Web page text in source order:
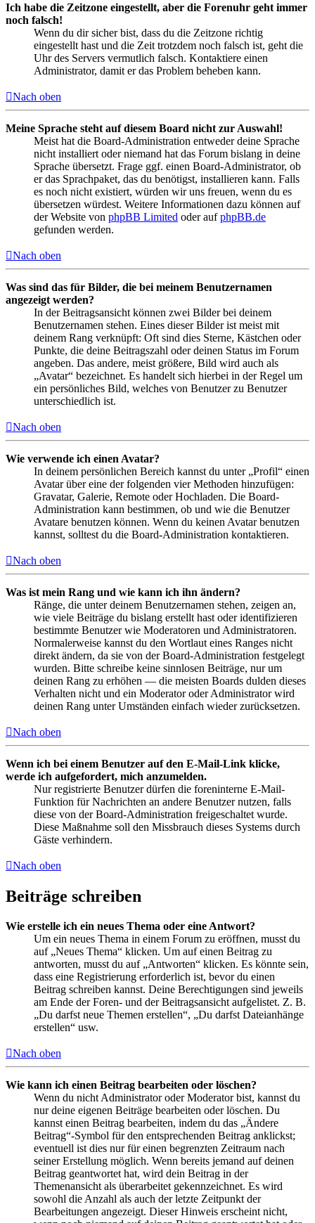
Ich habe die Zeitzone eingestellt, aber die Forenuhr geht immer
noch falsch!
Wenn du dir sicher bist, dass du die Zeitzone richtig
eingestellt hast und die Zeit trotzdem noch falsch ist, geht die
Uhr des Servers vermutlich falsch. Kontaktiere einen
Administrator, damit er das Problem beheben kann.
Nach oben
Meine Sprache steht auf diesem Board nicht zur Auswahl!
Meist hat die Board-Administration entweder deine Sprache
nicht installiert oder niemand hat das Forum bislang in deine
Sprache übersetzt. Frage ggf. einen Board-Administrator, ob
er das Sprachpaket, das du benötigst, installieren kann. Falls
es noch nicht existiert, würden wir uns freuen, wenn du es
übersetzen würdest. Weitere Informationen dazu können auf
der Website von phpBB Limited oder aufphpBB.de
gefunden werden.
Nach oben
Was sind das für Bilder, die bei meinem Benutzernamen
angezeigt werden?
In der Beitragsansicht können zwei Bilder bei deinem
Benutzernamen stehen. Eines dieser Bilder ist meist mit
deinem Rang verknüpft: Oft sind dies Sterne, Kästchen oder
Punkte, die deine Beitragszahl oder deinen Status im Forum
angeben. Das andere, meist größere, Bild wird auch als
„Avatar“ bezeichnet. Es handelt sich hierbei in der Regel um
ein persönliches Bild, welches von Benutzer zu Benutzer
unterschiedlich ist.
Nach oben
Wie verwende ich einen Avatar?
In deinem persönlichen Bereich kannst du unter „Profil“ einen
Avatar über eine der folgenden vier Methoden hinzufügen:
Gravatar, Galerie, Remote oder Hochladen. Die Board-
Administration kann bestimmen, ob und wie die Benutzer
Avatare benutzen können. Wenn du keinen Avatar benutzen
kannst, solltest du die Board-Administration kontaktieren.
Nach oben
Was ist mein Rang und wie kann ich ihn ändern?
Ränge, die unter deinem Benutzernamen stehen, zeigen an,
wie viele Beiträge du bislang erstellt hast oder identifizieren
bestimmte Benutzer wie Moderatoren und Administratoren.
Normalerweise kannst du den Wortlaut eines Ranges nicht
direkt ändern, da sie von der Board-Administration festgelegt
wurden. Bitte schreibe keine sinnlosen Beiträge, nur um
deinen Rang zu erhöhen — die meisten Boards dulden dieses
Verhalten nicht und ein Moderator oder Administrator wird
deinen Rang unter Umständen einfach wieder zurücksetzen.
Nach oben
Wenn ich bei einem Benutzer auf den E-Mail-Link klicke,
werde ich aufgefordert, mich anzumelden.
Nur registrierte Benutzer dürfen die foreninterne E-Mail-
Funktion für Nachrichten an andere Benutzer nutzen, falls
diese von der Board-Administration freigeschaltet wurde.
Diese Maßnahme soll den Missbrauch dieses Systems durch
Gäste verhindern.
Nach oben
Beiträge schreiben
Wie erstelle ich ein neues Thema oder eine Antwort?
Um ein neues Thema in einem Forum zu eröffnen, musst du
auf „Neues Thema“ klicken. Um auf einen Beitrag zu
antworten, musst du auf „Antworten“ klicken. Es könnte sein,
dass eine Registrierung erforderlich ist, bevor du einen
Beitrag schreiben kannst. Deine Berechtigungen sind jeweils
am Ende der Foren- und der Beitragsansicht aufgelistet. Z. B.
„Du darfst neue Themen erstellen“, „Du darfst Dateianhänge
erstellen“ usw.
Nach oben
Wie kann ich einen Beitrag bearbeiten oder löschen?
Wenn du nicht Administrator oder Moderator bist, kannst du
nur deine eigenen Beiträge bearbeiten oder löschen. Du
kannst einen Beitrag bearbeiten, indem du das „Ändere
Beitrag“-Symbol für den entsprechenden Beitrag anklickst;
eventuell ist dies nur für einen begrenzten Zeitraum nach
seiner Erstellung möglich. Wenn bereits jemand auf deinen
Beitrag geantwortet hat, wird dein Beitrag in der
Themenansicht als überarbeitet gekennzeichnet. Es wird
sowohl die Anzahl als auch der letzte Zeitpunkt der
Bearbeitungen angezeigt. Dieser Hinweis erscheint nicht,